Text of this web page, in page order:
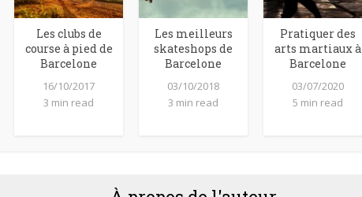
Les clubs de
course à pied de
Barcelone
16/10/2017
3 min read
Les meilleurs
skateshops de
Barcelone
03/10/2018
3 min read
Pratiquer des
arts martiaux à
Barcelone
03/07/2020
5 min read